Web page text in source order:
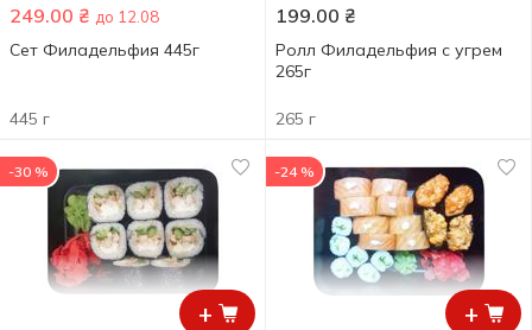
249.00 ₴ до 12.08
Сет Филадельфия 445г
445 г
199.00 ₴
Ролл Филадельфия с угрем
265г
265 г
+
-30 %
+
-24 %